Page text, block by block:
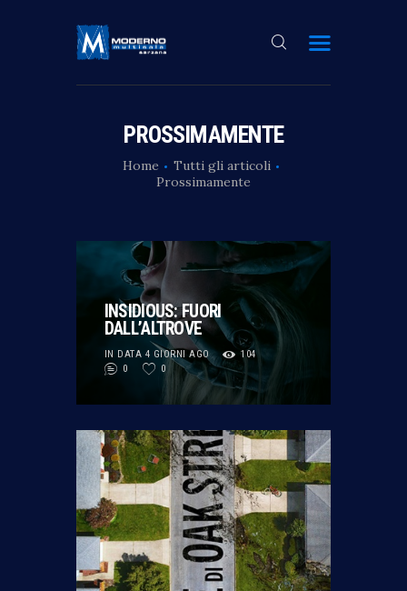
PROSSIMAMENTE
Home
Tutti gli articoli
Prossimamente
ORA AL CINEMA
PROSSIMAMENTE
MULTISALA
NEWS
ABBONAMENTO
CONTATTI
INSIDIOUS: FUORI
DALL’ALTROVE
IN DATA 4 GIORNI AGO
104
0
0